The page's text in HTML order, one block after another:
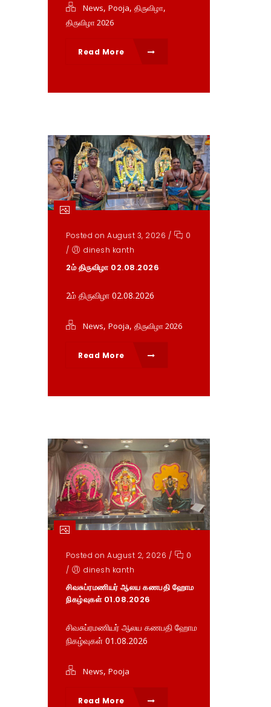
News, Pooja, திருவிழா,
திருவிழா 2026
Read More
Posted on August 3, 2026 /
0
/
dinesh kanth
2ம் திருவிழா 02.08.2026
2ம் திருவிழா 02.08.2026
News, Pooja, திருவிழா 2026
Read More
Posted on August 2, 2026 /
0
/
dinesh kanth
சிவசுப்ரமணியர் ஆலய கணபதி ஹோம
நிகழ்வுகள் 01.08.2026
சிவசுப்ரமணியர் ஆலய கணபதி ஹோம
நிகழ்வுகள் 01.08.2026
News, Pooja
Read More